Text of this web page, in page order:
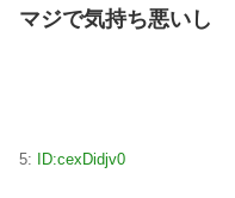
マジで気持ち悪いし
5: ID:cexDidjv0